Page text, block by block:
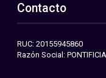
Contacto
RUC: 20155945860
Razón Social: